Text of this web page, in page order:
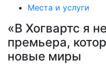
Места и услуги
«В Хогвартс я
премьера,
новые миры